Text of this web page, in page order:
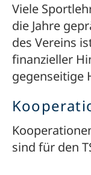
Viele
die Jahre
des Vereins
finanzieller
gegenseitige
sind für den